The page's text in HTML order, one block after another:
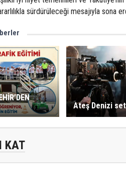
sürdürüleceği mesajıyla sona
Ateş Denizi
KAT